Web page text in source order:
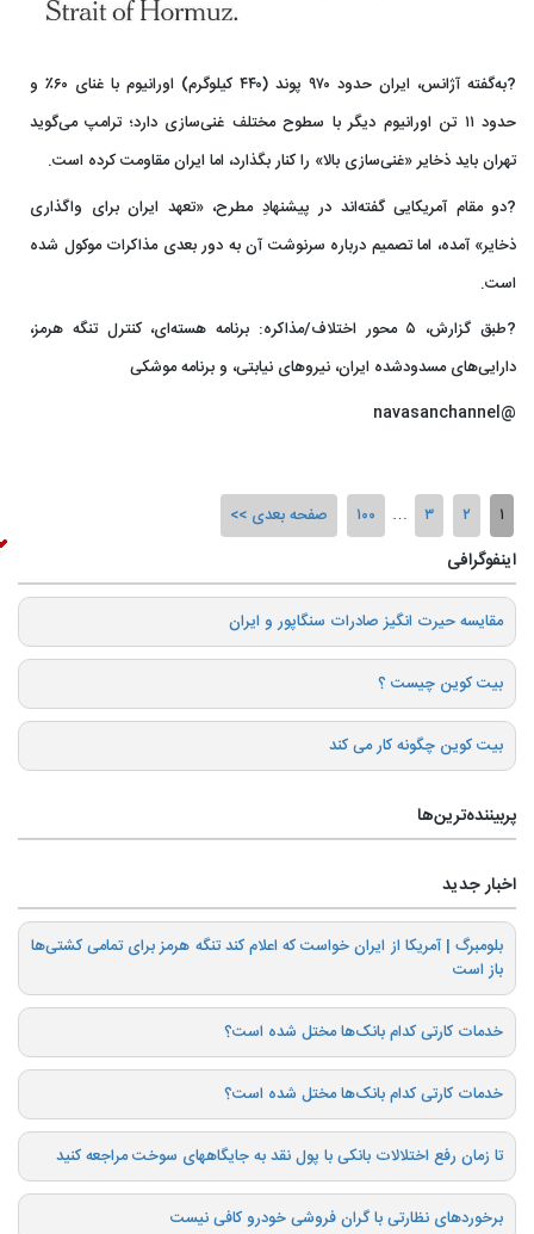
?به‌گفته آژانس، ایران حدود ۹۷۰ پوند (۴۴۰ کیلوگرم) اورانیوم با غنای ۶۰٪ و
حدود ۱۱ تن اورانیوم دیگر با سطوح مختلف غنی‌سازی دارد؛ ترامپ می‌گوید
تهران باید ذخایر «غنی‌سازی بالا» را کنار بگذارد، اما ایران مقاومت کرده است.
?دو مقام آمریکایی گفته‌اند در پیشنهادِ مطرح، «تعهد ایران برای واگذاری
ذخایر» آمده، اما تصمیم درباره سرنوشت آن به دور بعدی مذاکرات موکول شده
است.
?طبق گزارش، ۵ محور اختلاف/مذاکره: برنامه هسته‌ای، کنترل تنگه هرمز،
دارایی‌های مسدودشده ایران، نیروهای نیابتی، و برنامه موشکی
@navasanchannel
۲ ۳ … ۱۰۰ صفحه بعدی
اینفوگرافی
️مقایسه حیرت انگیز صادرات سنگاپور و ایران
بیت کوین چیست ؟
بیت کوین چگونه کار می کند
پربیننده‌ترین‌ها
اخبار جدید
بلومبرگ | آمریکا از ایران خواست که اعلام کند تنگه هرمز برای تمامی کشتی‌ها
باز است
خدمات کارتی کدام بانک‌ها مختل شده است؟
خدمات کارتی کدام بانک‌ها مختل شده است؟
تا زمان رفع اختلالات بانکی با پول نقد به جایگاههای سوخت مراجعه کنید
برخوردهای نظارتی با گران فروشی خودرو کافی نیست